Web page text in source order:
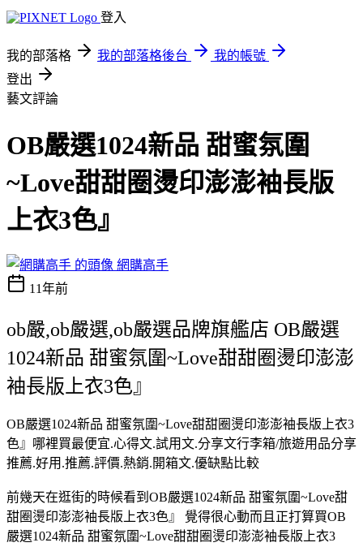
登入
我的部落格 我的部落格後台
我的帳號
登出
藝文評論
OB嚴選1024新品 甜蜜氛圍
~Love甜甜圈燙印澎澎袖長版
上衣3色』
網購高手
11年前
ob嚴,ob嚴選,ob嚴選品牌旗艦店 OB嚴選
1024新品 甜蜜氛圍~Love甜甜圈燙印澎澎
袖長版上衣3色』
OB嚴選1024新品 甜蜜氛圍~Love甜甜圈燙印澎澎袖長版上衣3
色』哪裡買最便宜.心得文.試用文.分享文行李箱/旅遊用品分享
推薦.好用.推薦.評價.熱銷.開箱文.優缺點比較
前幾天在逛街的時候看到OB嚴選1024新品 甜蜜氛圍~Love甜
甜圈燙印澎澎袖長版上衣3色』 覺得很心動而且正打算買OB
嚴選1024新品 甜蜜氛圍~Love甜甜圈燙印澎澎袖長版上衣3